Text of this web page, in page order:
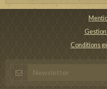
Conditions